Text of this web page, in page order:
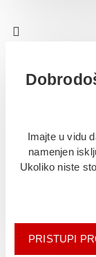
Imajte u vidu
namenjen
Ukoliko niste
PRISTUPI